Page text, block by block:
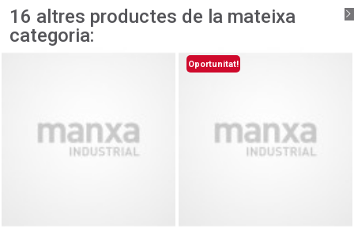
Crear una llista nova
Cancel·lar
Cancel·lar Connectar-se
16 altres productes de la mateixa
categoria:
Oportunitat!